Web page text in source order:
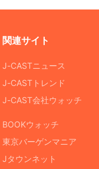
関連サイト
J-CASTニュース
J-CASTトレンド
J-CAST会社ウォッチ
BOOKウォッチ
東京バーゲンマニア
Jタウンネット